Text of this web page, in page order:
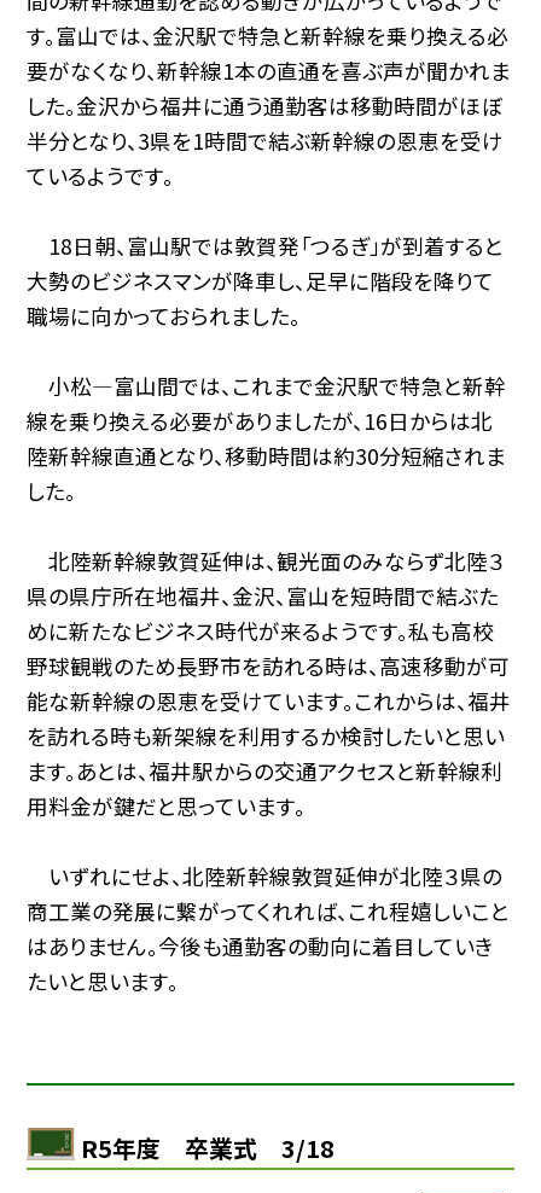
す。富山では、金沢駅で特急と新幹線を乗り換える必
要がなくなり、新幹線1本の直通を喜ぶ声が聞かれま
した。金沢から福井に通う通勤客は移動時間がほぼ
半分となり、3県を1時間で結ぶ新幹線の恩恵を受け
ているようです。
18日朝、富山駅では敦賀発「つるぎ」が到着すると
大勢のビジネスマンが降車し、足早に階段を降りて
職場に向かっておられました。
小松—富山間では、これまで金沢駅で特急と新幹
線を乗り換える必要がありましたが、16日からは北
陸新幹線直通となり、移動時間は約30分短縮されま
した。
北陸新幹線敦賀延伸は、観光面のみならず北陸３
県の県庁所在地福井、金沢、富山を短時間で結ぶた
めに新たなビジネス時代が来るようです。私も高校
野球観戦のため長野市を訪れる時は、高速移動が可
能な新幹線の恩恵を受けています。これからは、福井
を訪れる時も新架線を利用するか検討したいと思い
ます。あとは、福井駅からの交通アクセスと新幹線利
用料金が鍵だと思っています。
いずれにせよ、北陸新幹線敦賀延伸が北陸３県の
商工業の発展に繋がってくれれば、これ程嬉しいこと
はありません。今後も通勤客の動向に着目していき
たいと思います。
R5年度 卒業式 3/18